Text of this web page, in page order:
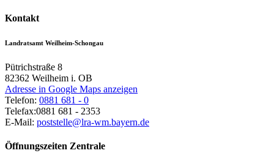
Kontakt
Landratsamt Weilheim-Schongau
Pütrichstraße 8
82362 Weilheim i. OB
Adresse in Google Maps anzeigen
Telefon: 0881 681 - 0
Telefax:0881 681 - 2353
E-Mail: poststelle@lra-wm.bayern.de
Öffnungszeiten Zentrale